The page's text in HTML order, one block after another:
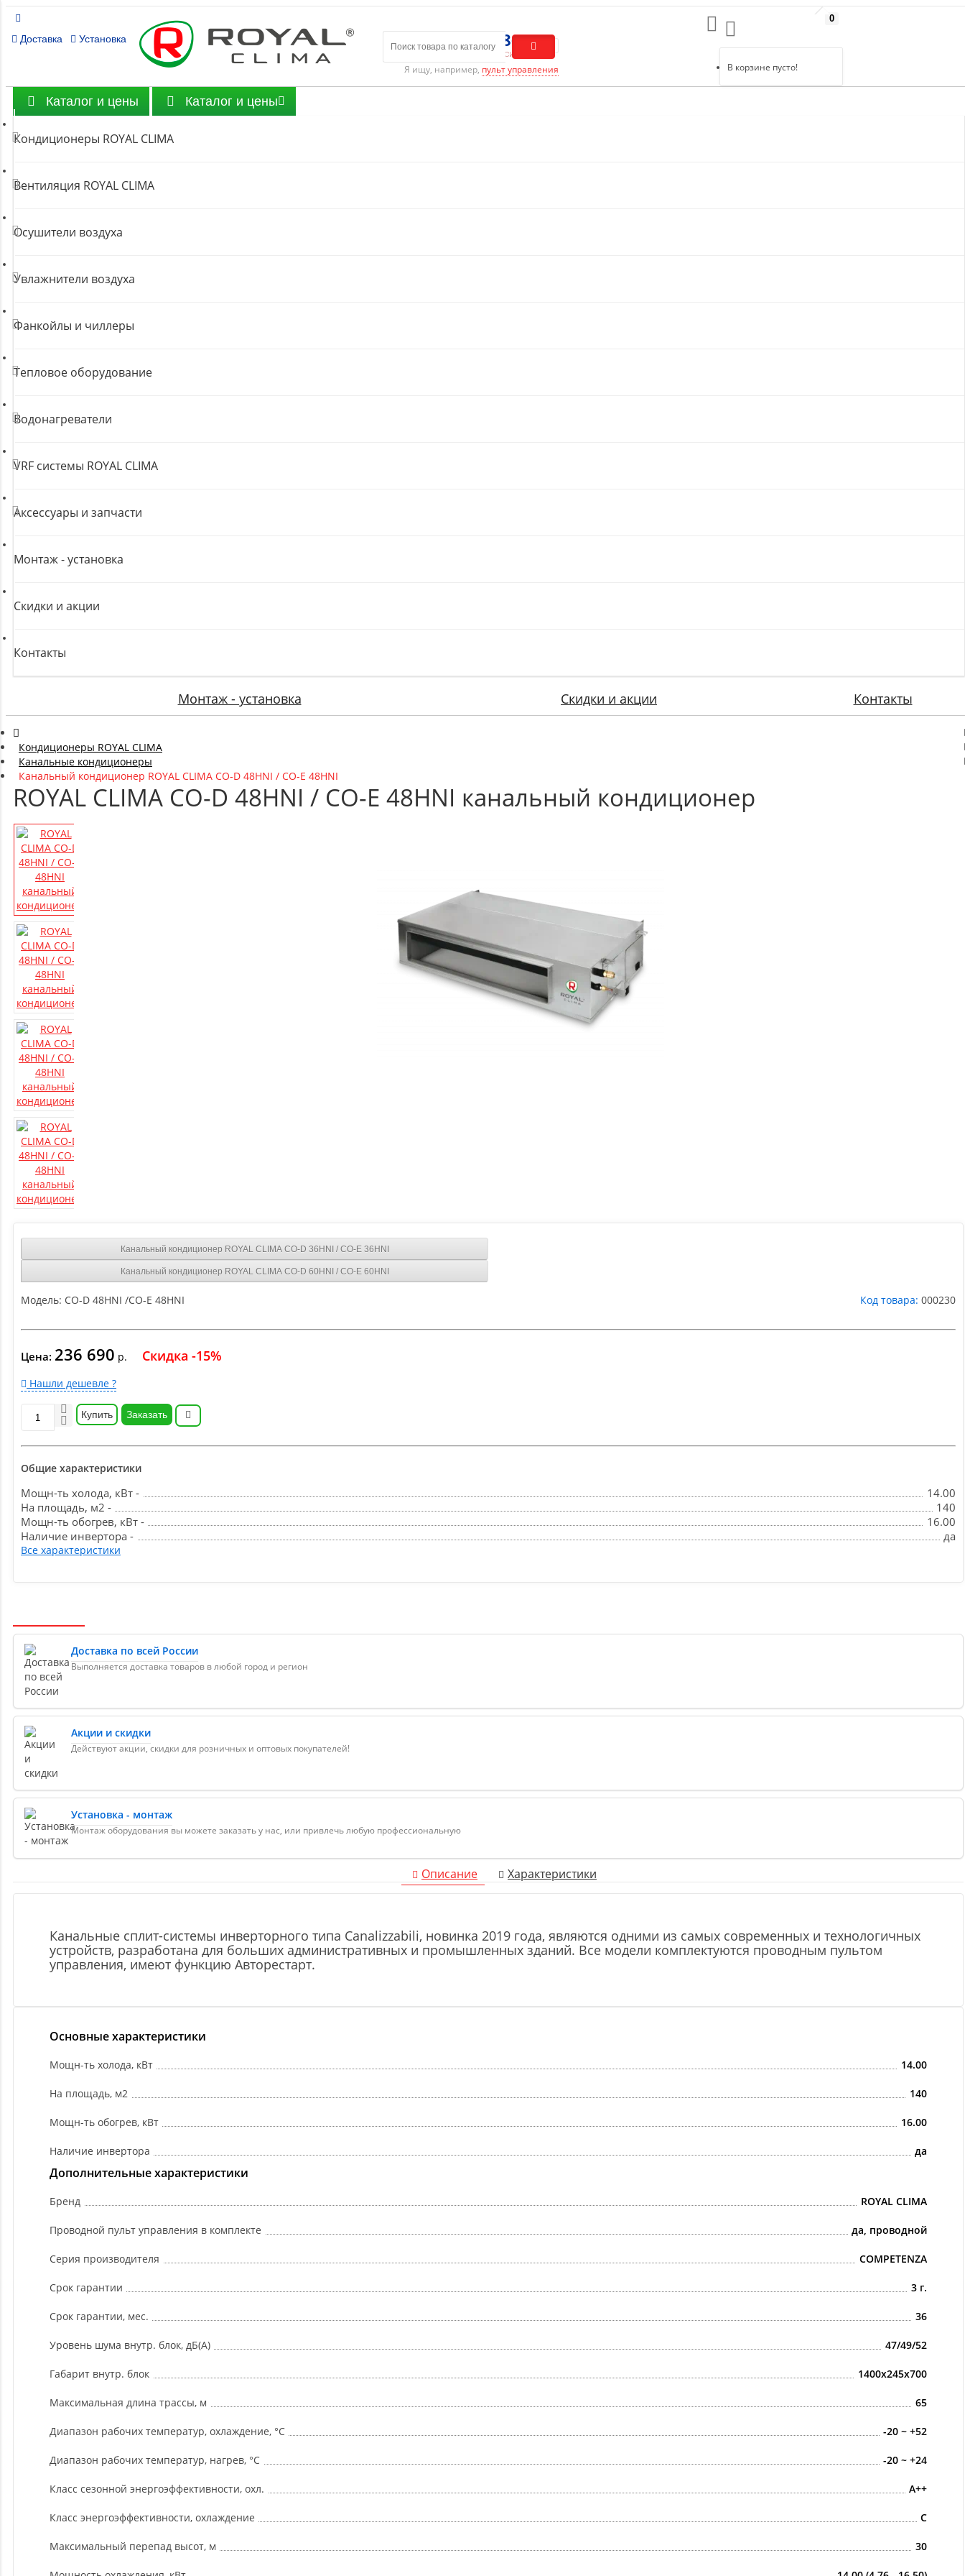
Доставка Установка 8 (800) 301-01-86
Бесплатный звонок по России
Я ищу, например, пульт управления
0
В корзине пусто!
Каталог и цены Каталог и цены
Кондиционеры ROYAL CLIMA
Вентиляция ROYAL CLIMA
Осушители воздуха
Увлажнители воздуха
Фанкойлы и чиллеры
Тепловое оборудование
Водонагреватели
VRF системы ROYAL CLIMA
Аксессуары и запчасти
Монтаж - установка
Скидки и акции
Контакты
Монтаж - установка Скидки и акции Контакты
Кондиционеры ROYAL CLIMA
Канальные кондиционеры
Канальный кондиционер ROYAL CLIMA CO-D 48HNI / CO-E 48HNI
ROYAL CLIMA CO-D 48HNI / CO-E 48HNI канальный кондиционер
Канальный кондиционер ROYAL CLIMA CO-D 36HNI / CO-E 36HNI
Канальный кондиционер ROYAL CLIMA CO-D 60HNI / CO-E 60HNI
Модель: CO-D 48HNI /CO-E 48HNI Код товара: 000230
Цена: 236 690 р. Скидка -15%
Нашли дешевле ?
Купить Заказать
Общие характеристики
Мощн-ть холода, кВт -
14.00
На площадь, м2 -
140
Мощн-ть обогрев, кВт -
16.00
Наличие инвертора -
да
Все характеристики
Доставка по всей России
Выполняется доставка товаров в любой город и регион
Акции и скидки
Действуют акции, скидки для розничных и оптовых покупателей!
Установка - монтаж
Монтаж оборудования вы можете заказать у нас, или привлечь любую профессиональную
Описание Характеристики
Канальные сплит-системы инверторного типа Canalizzabili, новинка 2019 года, являются одними из самых современных и технологичных
устройств, разработана для больших административных и промышленных зданий. Все модели комплектуются проводным пультом
управления, имеют функцию Авторестарт.
Основные характеристики
Мощн-ть холода, кВт 14.00
На площадь, м2 140
Мощн-ть обогрев, кВт 16.00
Наличие инвертора да
Дополнительные характеристики
Бренд ROYAL CLIMA
Проводной пульт управления в комплекте да, проводной
Серия производителя COMPETENZA
Срок гарантии 3 г.
Срок гарантии, мес. 36
Уровень шума внутр. блок, дБ(А) 47/49/52
Габарит внутр. блок 1400x245x700
Максимальная длина трассы, м 65
Диапазон рабочих температур, охлаждение, °C -20 ~ +52
Диапазон рабочих температур, нагрев, °C -20 ~ +24
Класс сезонной энергоэффективности, охл. A++
Класс энергоэффективности, охлаждение C
Максимальный перепад высот, м 30